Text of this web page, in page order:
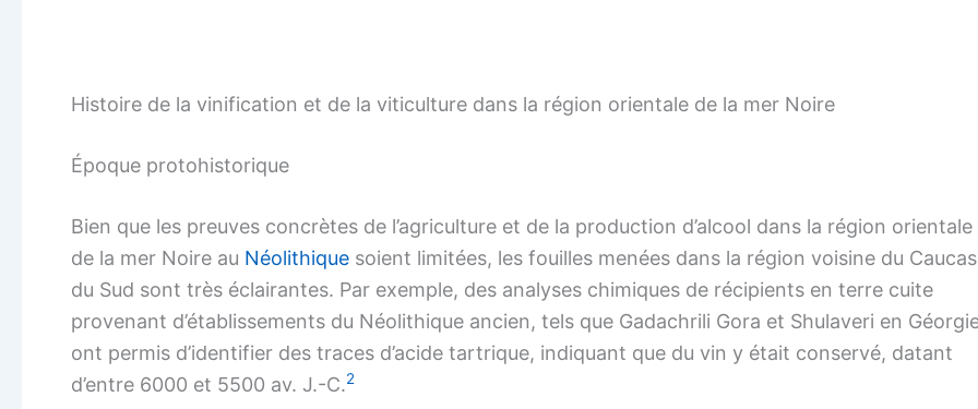
Histoire de la vinification et de la viticulture dans la région orientale de la mer Noire
Époque protohistorique
Bien que les preuves concrètes de l’agriculture et de la production d’alcool dans la région orientale
de la mer Noire au Néolithique soient limitées, les fouilles menées dans la région voisine du
du Sud sont très éclairantes. Par exemple, des analyses chimiques de récipients en terre cuite
provenant d’établissements du Néolithique ancien, tels que Gadachrili Gora et Shulaveri en
ont permis d’identifier des traces d’acide tartrique, indiquant que du vin y était conservé, datant
d’entre 6000 et 5500 av. J.-C.2